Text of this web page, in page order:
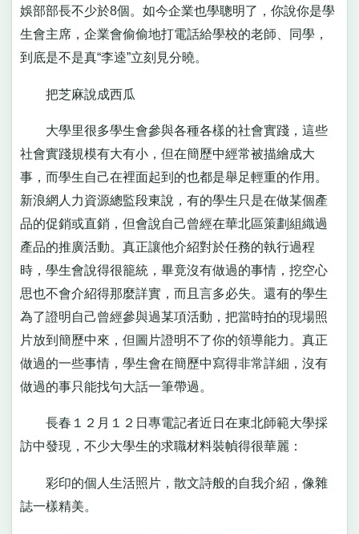
娛部部長不少於8個。如今企業也學聰明了，你說你是學
生會主席，企業會偷偷地打電話給學校的老師、同學，
到底是不是真“李逵”立刻見分曉。
把芝麻說成西瓜
大學里很多學生會參與各種各樣的社會實踐，這些
社會實踐規模有大有小，但在簡歷中經常被描繪成大
事，而學生自己在裡面起到的也都是舉足輕重的作用。
新浪網人力資源總監段東說，有的學生只是在做某個產
品的促銷或直銷，但會說自己曾經在華北區策劃組織過
產品的推廣活動。真正讓他介紹對於任務的執行過程
時，學生會說得很籠統，畢竟沒有做過的事情，挖空心
思也不會介紹得那麼詳實，而且言多必失。還有的學生
為了證明自己曾經參與過某項活動，把當時拍的現場照
片放到簡歷中來，但圖片證明不了你的領導能力。真正
做過的一些事情，學生會在簡歷中寫得非常詳細，沒有
做過的事只能找句大話一筆帶過。
長春１２月１２日專電記者近日在東北師範大學採
訪中發現，不少大學生的求職材料裝幀得很華麗：
彩印的個人生活照片，散文詩般的自我介紹，像雜
誌一樣精美。